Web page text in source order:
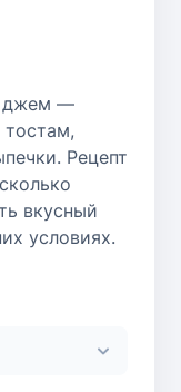
джем —
тостам,
Рецепт
вкусный
условиях.